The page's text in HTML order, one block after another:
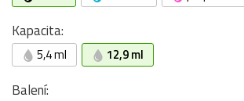
Kapacita:
5,4 ml 12,9 ml
Balení: